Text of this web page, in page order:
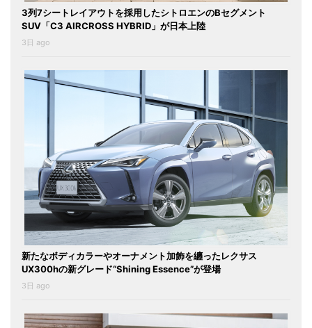
3列7シートレイアウトを採用したシトロエンのBセグメント
SUV「C3 AIRCROSS HYBRID」が日本上陸
3日 ago
新たなボディカラーやオーナメント加飾を纏ったレクサス
UX300hの新グレード“Shining Essence”が登場
3日 ago